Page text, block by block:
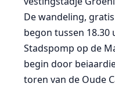
De wandeling,
begon tussen 18.30
Stadspomp op de
begin door
toren van de Oude